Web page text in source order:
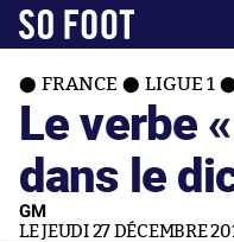
FRANCE LIGUE 1
Le verbe «
dans le
GM
LE JEUDI 27 DÉCEMBRE